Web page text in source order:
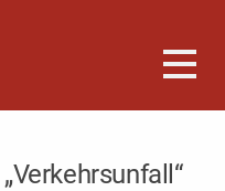
„Verkehrsunfall“